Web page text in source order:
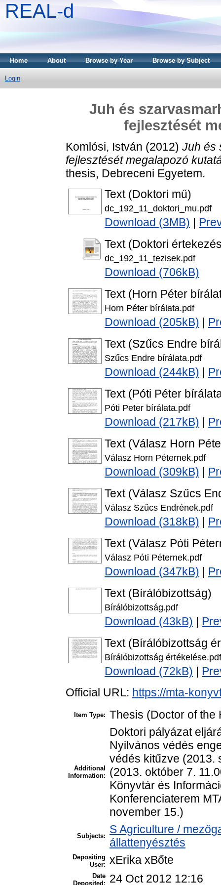
REAL-d
Home About Browse by Year Browse by Subject
Login
Juh és
fejlesztését
Komlósi, István (2012) Juh és
fejlesztését megalapozó
thesis, Debreceni Egyetem.
Text (Doktori mű)
dc_192_11_doktori_mu.pdf
Download (3MB)
Text (Doktori
dc_192_11_tezisek.pdf
Download (706kB)
Text (Horn Péter
Horn Péter bírálata.pdf
Download (205kB)
Text (Szűcs Endre
Szűcs Endre bírálata.pdf
Download (244kB)
Text (Póti Péter
Póti Peter bírálata.pdf
Download (217kB)
Text (Válasz Horn
Válasz Horn Péternek.pdf
Download (309kB)
Text (Válasz Szűcs
Válasz Szűcs Endrének.pdf
Download (318kB)
Text (Válasz Póti
Válasz Póti Péternek.pdf
Download (347kB)
Text (Bírálóbizottság)
Bírálóbizottság.pdf
Download (43kB)
Text (Bírálóbizottság
Bírálóbizottság értékelése.pdf
Download (72kB)
Official URL: https://mta-
Item Type: Thesis (Doctor of the
Additional
Information:
Doktori pályázat
Nyilvános védés
védés kitűzve (2013.
(2013. október 7.
Könyvtár és
Konferenciaterem
november 15.)
Subjects:
S Agriculture /
állattenyésztés
Depositing
User: xErika xBőte
Date
Deposited:
24 Oct 2012 12:16